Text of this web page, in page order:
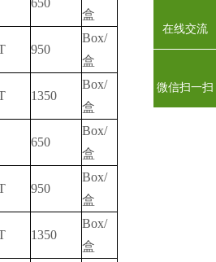
650
盒
950
Box/
盒
1350
Box/
盒
650
Box/
盒
950
Box/
盒
1350
Box/
盒
在线交流
微信扫一扫